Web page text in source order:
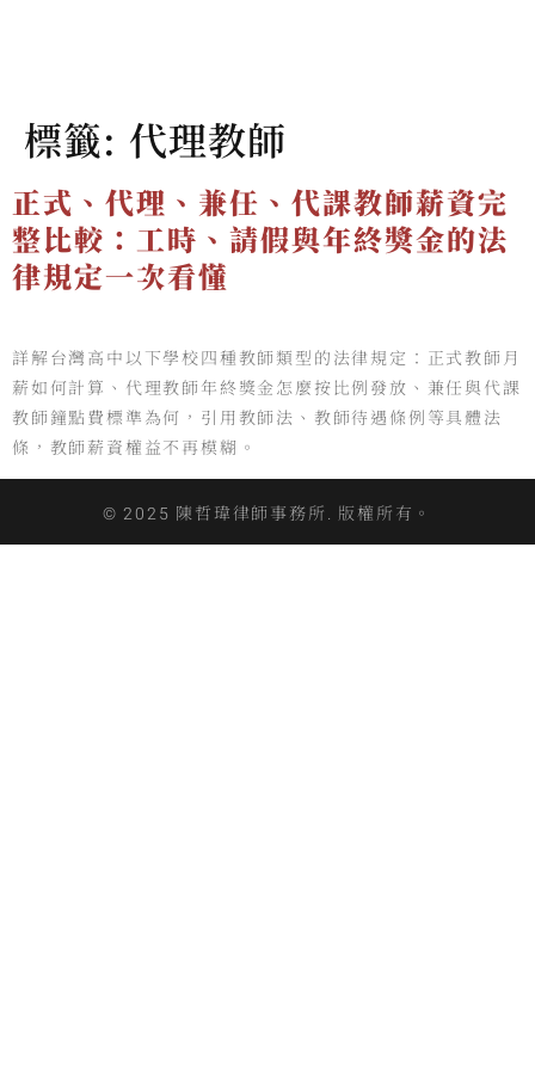
標籤: 代理教師
正式、代理、兼任、代課教師薪資完
整比較：工時、請假與年終獎金的法
律規定一次看懂
詳解台灣高中以下學校四種教師類型的法律規定：正式教師月
薪如何計算、代理教師年終獎金怎麼按比例發放、兼任與代課
教師鐘點費標準為何，引用教師法、教師待遇條例等具體法
條，教師薪資權益不再模糊。
© 2025 陳哲瑋律師事務所. 版權所有。